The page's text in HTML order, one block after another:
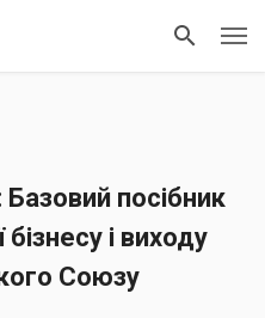
посібник
бізнесу і виходу
Союзу